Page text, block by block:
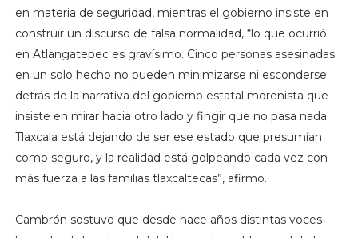
en materia de seguridad, mientras el gobierno insiste en
construir un discurso de falsa normalidad, “lo que ocurrió
en Atlangatepec es gravísimo. Cinco personas asesinadas
en un solo hecho no pueden minimizarse ni esconderse
detrás de la narrativa del gobierno estatal morenista que
insiste en mirar hacia otro lado y fingir que no pasa nada.
Tlaxcala está dejando de ser ese estado que presumían
como seguro, y la realidad está golpeando cada vez con
más fuerza a las familias tlaxcaltecas”, afirmó.
Cambrón sostuvo que desde hace años distintas voces